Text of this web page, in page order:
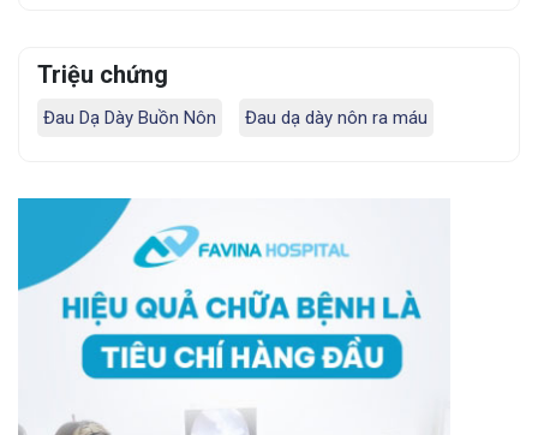
Triệu chứng
Đau Dạ Dày Buồn Nôn Đau dạ dày nôn ra máu